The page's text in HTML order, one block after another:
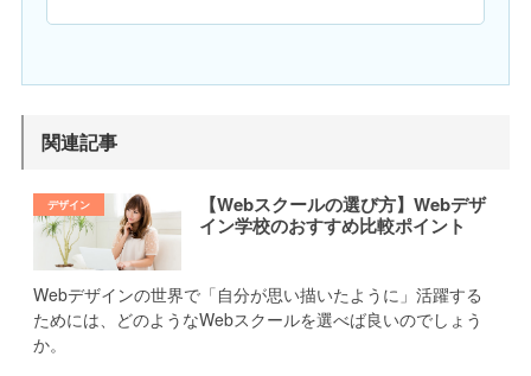
関連記事
【Webスクールの選び方】Webデザ
イン学校のおすすめ比較ポイント
Webデザインの世界で「自分が思い描いたように」活躍する
ためには、どのようなWebスクールを選べば良いのでしょう
か。